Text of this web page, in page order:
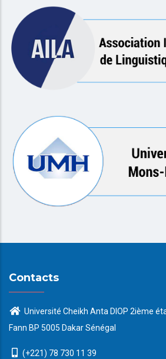
Contacts
Université Cheikh Anta DIOP 2ième
Fann BP 5005 Dakar Sénégal
(+221) 78 730 11 39